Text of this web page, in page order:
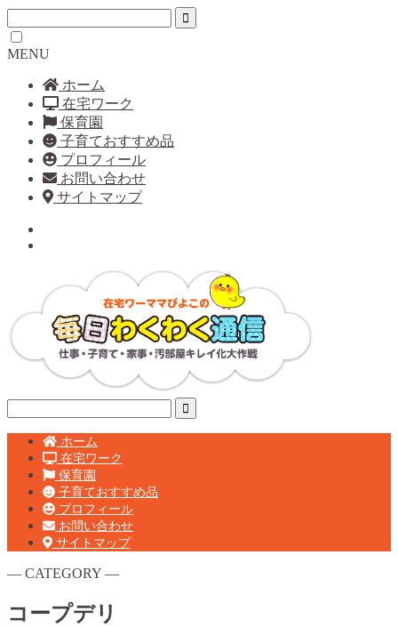
MENU
ホーム
在宅ワーク
保育園
子育ておすすめ品
プロフィール
お問い合わせ
サイトマップ
ホーム
在宅ワーク
保育園
子育ておすすめ品
プロフィール
お問い合わせ
サイトマップ
― CATEGORY ―
コープデリ